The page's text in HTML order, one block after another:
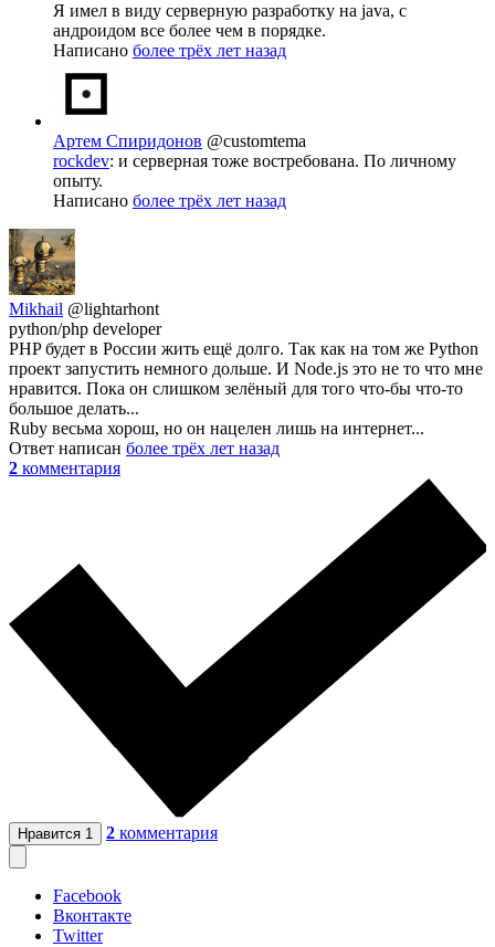
Я имел в виду серверную разработку на java, с
андроидом все более чем в порядке.
Написано более трёх лет назад
Артем Спиридонов @customtema
rockdev: и серверная тоже востребована. По личному
опыту.
Написано более трёх лет назад
Mikhail @lightarhont
python/php developer
PHP будет в России жить ещё долго. Так как на том же Python
проект запустить немного дольше. И Node.js это не то что мне
нравится. Пока он слишком зелёный для того что-бы что-то
большое делать...
Ruby весьма хорош, но он нацелен лишь на интернет...
Ответ написан более трёх лет назад
2 комментария
Нравится 1 2 комментария
Facebook
Вконтакте
Twitter